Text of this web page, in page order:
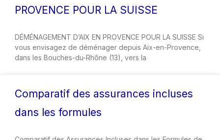
PROVENCE POUR LA SUISSE
DÉMÉNAGEMENT D’AIX EN PROVENCE POUR LA SUISSE Si
vous envisagez de déménager depuis Aix-en-Provence,
dans les Bouches-du-Rhône (13), vers la
Comparatif des assurances incluses
dans les formules